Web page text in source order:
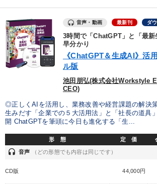
地方企業の勝ち方 イノベーション イ
ランチェスター戦略 多様性・ダイバーシ
老舗企業 お金の授業 入門篇 イン
経営計画 デザイン 新技
※「更新」を押すと「タグ・キーワード」を更新いただけます。
音声・動画 最新刊 ダ
3時間で「ChatGPT」と「最
早分かり
《ChatGPT＆生成AI》活
ル版
池田朋弘(株式会社Workstyle
CEO)
◎正しくAIを活用し、業務改善や経営課題の解決
生みだす「企業での５大活用法」と「社長の道具
開 ChatGPTを筆頭に今日も進化する「生...
形 態 定 価
headset 音声 （どの形態でも内容は同じです）
CD版 44,000円